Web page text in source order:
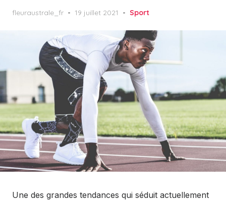
fleuraustrale_fr
Posted
19 juillet 2021 Sport
Une des grandes tendances qui séduit actuellement